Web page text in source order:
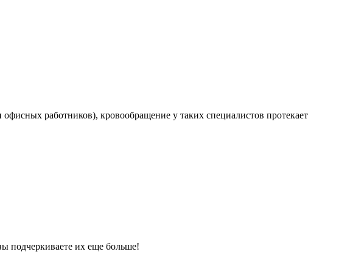
работников), кровообращение у таких специалистов протекает
подчеркиваете их еще больше!